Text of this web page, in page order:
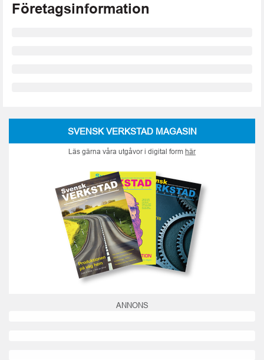
Företagsinformation
SVENSK VERKSTAD MAGASIN
Läs gärna våra utgåvor i digital form här
ANNONS